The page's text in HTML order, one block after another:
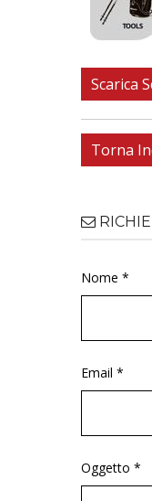
Scarica
Torna
Nome *
Email *
Oggetto *